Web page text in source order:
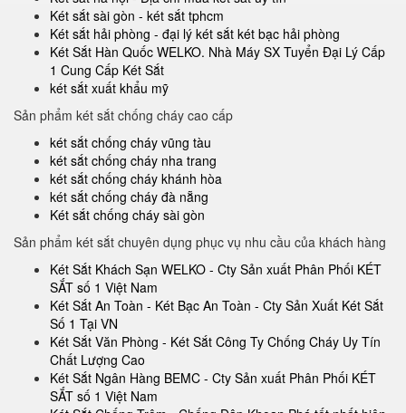
Két sắt sài gòn - két sắt tphcm
Két sắt hải phòng - đại lý két sắt két bạc hải phòng
Két Sắt Hàn Quốc WELKO. Nhà Máy SX Tuyển Đại Lý Cấp
1 Cung Cấp Két Sắt
két sắt xuất khẩu mỹ
Sản phẩm két sắt chống cháy cao cấp
két sắt chống cháy vũng tàu
két sắt chống cháy nha trang
két sắt chống cháy khánh hòa
két sắt chống cháy đà nẵng
Két sắt chống cháy sài gòn
Sản phẩm két sắt chuyên dụng phục vụ nhu cầu của khách hàng
Két Sắt Khách Sạn WELKO - Cty Sản xuất Phân Phối KÉT
SẮT số 1 Việt Nam
Két Sắt An Toàn - Két Bạc An Toàn - Cty Sản Xuất Két Sắt
Số 1 Tại VN
Két Sắt Văn Phòng - Két Sắt Công Ty Chống Cháy Uy Tín
Chất Lượng Cao
Két Sắt Ngân Hàng BEMC - Cty Sản xuất Phân Phối KÉT
SẮT số 1 Việt Nam